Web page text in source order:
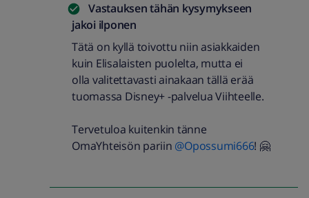
Vastauksen tähän kysymykseen
jakoi ilponen
Tätä on kyllä toivottu niin asiakkaiden
kuin Elisalaisten puolelta, mutta ei
olla valitettavasti ainakaan tällä erää
tuomassa Disney+ -palvelua Viihteelle.
Tervetuloa kuitenkin tänne
OmaYhteisön pariin @Opossumi666! 🤗